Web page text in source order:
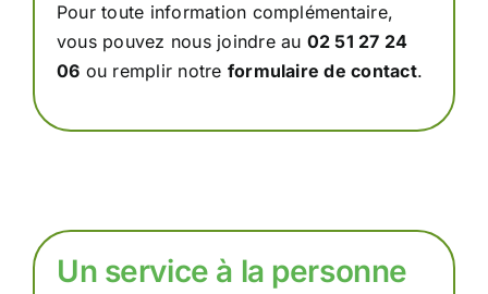
Pour toute information complémentaire,
vous pouvez nous joindre au 02 51 27 24
06 ou remplir notre formulaire de contact.
Un service à la personne